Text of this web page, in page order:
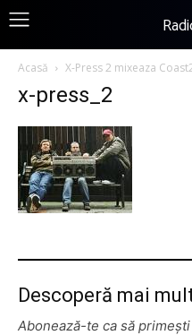
Acasă X-Press 2 mixeaza
x-press_2
Descoperă mai
Abonează-te ca să